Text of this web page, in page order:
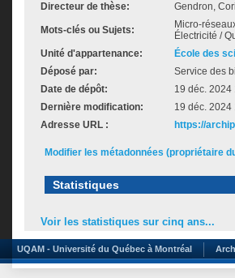
Directeur de thèse: Gendron,
Mots-clés ou Sujets:
Micro-
Électricité /
Unité d'appartenance:
École des
Déposé par:
Service des
Date de dépôt:
19 déc. 2024
Dernière modification:
19 déc. 2024
Adresse URL :
https://
Modifier les métadonnées (propriétaire
Statistiques
Voir les statistiques sur cinq ans...
UQAM - Université du Québec à Montréal